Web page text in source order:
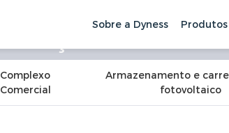
Sobre a Dyness Produtos
Soluções de
Design de sistema modular,
Complexo
Comercial
Armazenamento e
fotovoltaico